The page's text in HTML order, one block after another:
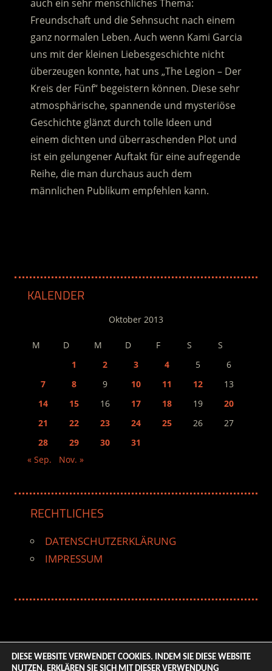
auch ein sehr menschliches Thema:
Freundschaft und die Sehnsucht nach einem
ganz normalen Leben. Auch wenn Kami Garcia
uns mit der kleinen Liebesgeschichte nicht
überzeugen konnte, hat uns „The Legion – Der
Kreis der Fünf“ begeistern können. Diese sehr
atmosphärische, spannende und mysteriöse
Geschichte glänzt durch tolle Ideen und
einem dichten und überraschenden Plot und
ist ein gelungener Auftakt für eine aufregende
Reihe, die man durchaus auch dem
männlichen Publikum empfehlen kann.
KALENDER
Oktober 2013
M D M D F S
S
1
2 3 4 5
6
7
8 9 10 11 12
13
14
15 16 17 18 19
20
21
22 23 24 25 26
27
28
29 30
31
« Sep.
Nov. »
RECHTLICHES
DATENSCHUTZERKLÄRUNG
IMPRESSUM
DIESE WEBSITE VERWENDET COOKIES. INDEM SIE DIESE WEBSITE
NUTZEN, ERKLÄREN SIE SICH MIT DIESER VERWENDUNG